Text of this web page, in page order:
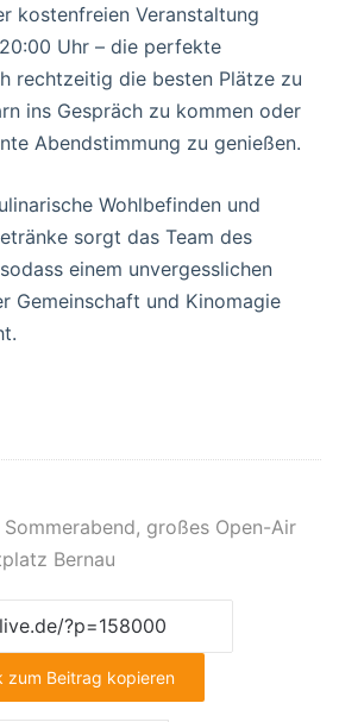
kostenfreien Veranstaltung
Uhr – die perfekte
rechtzeitig die besten Plätze zu
ins Gespräch zu kommen oder
Abendstimmung zu genießen.
Wohlbefinden und
sorgt das Team des
einem unvergesslichen
Gemeinschaft und Kinomagie
Sommerabend, großes Open-Air
Bernau
zum Beitrag kopieren